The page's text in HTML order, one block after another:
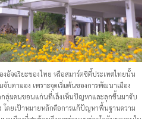
อัจฉริยะของไทย หรือสมาร์ตซิตี้ประเทศไทยนั้น
บตามอง เพราะจุดเริ่มต้นของการพัฒนาเมือง
กลุ่มคนขอนแก่นที่เล็งเห็นปัญหาและลุกขึ้นมาจับ
ดยเป้าหมายหลักคือการแก้ปัญหาพื้นฐานความ